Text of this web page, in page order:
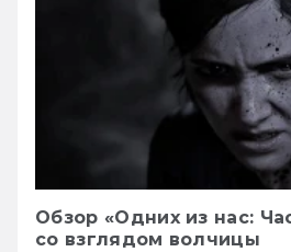
Обзор «Одних из нас:
со взглядом волчицы